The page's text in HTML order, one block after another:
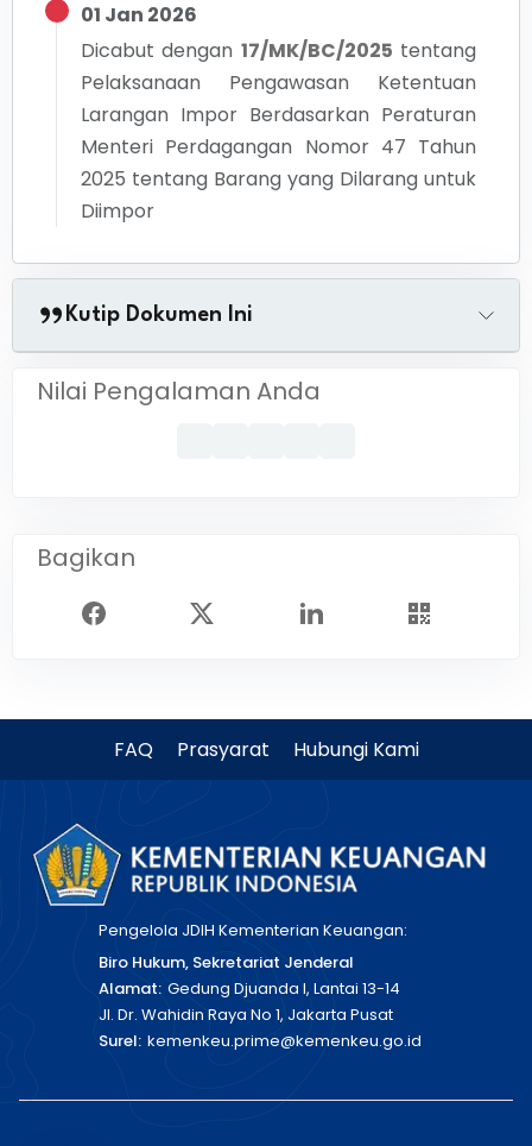
01 Jan 2026
Dicabut dengan 17/MK/BC/2025 tentang
Pelaksanaan Pengawasan Ketentuan
Larangan Impor Berdasarkan Peraturan
Menteri Perdagangan Nomor 47 Tahun
2025 tentang Barang yang Dilarang untuk
Diimpor
Kutip Dokumen Ini
Nilai Pengalaman Anda
Bagikan
FAQ Prasyarat Hubungi Kami
Pengelola JDIH Kementerian Keuangan:
Biro Hukum, Sekretariat Jenderal
Alamat: Gedung Djuanda I, Lantai 13-14
Jl. Dr. Wahidin Raya No 1, Jakarta Pusat
Surel: kemenkeu.prime@kemenkeu.go.id